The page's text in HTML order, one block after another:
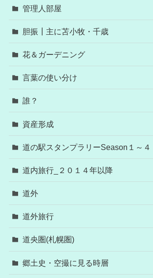
管理人部屋
胆振┃主に苫小牧・千歳
花＆ガーデニング
言葉の使い分け
誰？
資産形成
道の駅スタンプラリーSeason１～４
道内旅行_２０１４年以降
道外
道外旅行
道央圏(札幌圏)
郷土史・空撮に見る時層